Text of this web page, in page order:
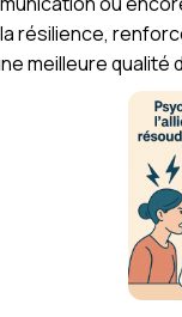
résilience,
meilleure qualité